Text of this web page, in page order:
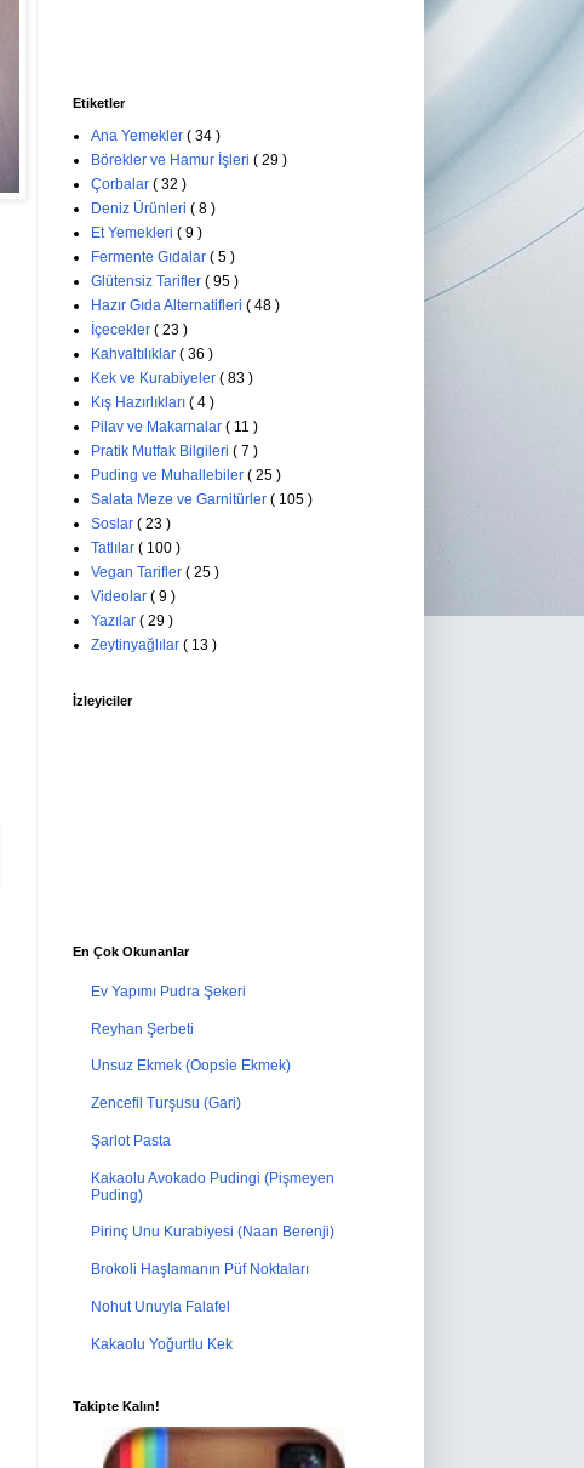
Etiketler
Ana Yemekler ( 34 )
Börekler ve Hamur İşleri ( 29 )
Çorbalar ( 32 )
Deniz Ürünleri ( 8 )
Et Yemekleri ( 9 )
Fermente Gıdalar ( 5 )
Glütensiz Tarifler ( 95 )
Hazır Gıda Alternatifleri ( 48 )
İçecekler ( 23 )
Kahvaltılıklar ( 36 )
Kek ve Kurabiyeler ( 83 )
Kış Hazırlıkları ( 4 )
Pilav ve Makarnalar ( 11 )
Pratik Mutfak Bilgileri ( 7 )
Puding ve Muhallebiler ( 25 )
Salata Meze ve Garnitürler ( 105 )
Soslar ( 23 )
Tatlılar ( 100 )
Vegan Tarifler ( 25 )
Videolar ( 9 )
Yazılar ( 29 )
Zeytinyağlılar ( 13 )
İzleyiciler
En Çok Okunanlar
Ev Yapımı Pudra Şekeri
Reyhan Şerbeti
Unsuz Ekmek (Oopsie Ekmek)
Zencefil Turşusu (Gari)
Şarlot Pasta
Kakaolu Avokado Pudingi (Pişmeyen
Puding)
Pirinç Unu Kurabiyesi (Naan Berenji)
Brokoli Haşlamanın Püf Noktaları
Nohut Unuyla Falafel
Kakaolu Yoğurtlu Kek
Takipte Kalın!